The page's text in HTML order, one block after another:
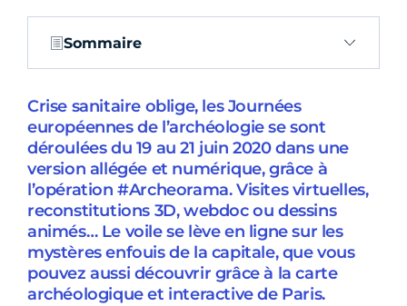
Sommaire
Crise sanitaire oblige, les Journées
européennes de l’archéologie se sont
déroulées du 19 au 21 juin 2020 dans une
version allégée et numérique, grâce à
l’opération #Archeorama. Visites virtuelles,
reconstitutions 3D, webdoc ou dessins
animés… Le voile se lève en ligne sur les
mystères enfouis de la capitale, que vous
pouvez aussi découvrir grâce à la carte
archéologique et interactive de Paris.